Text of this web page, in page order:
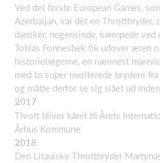
Ved det første European Games,
Azerbaijan, var det en Throttbryder,
dansker, nogensinde, kæmpede
Tobias Fonnesbek fik udover æren
historiebøgerne, en nærmest
med to super meriterede brydere
og måtte derfor se sig slået ud
2017
Thrott bliver kåret til Årets
Århus Kommune
2018
Den Litauiske Throttbryder